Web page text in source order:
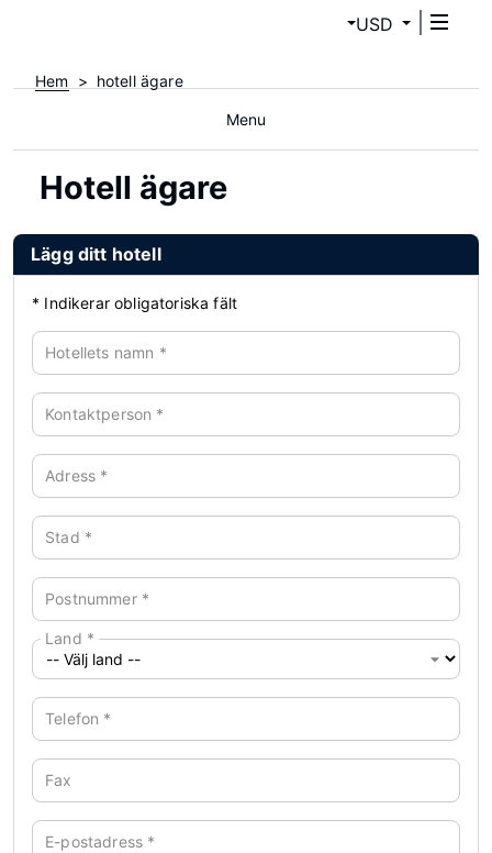
USD
Hem hotell ägare
Menu
Hotell ägare
Lägg ditt hotell
* Indikerar obligatoriska fält
Hotellets namn *
Kontaktperson *
Adress *
Stad *
Postnummer *
Land *
Telefon *
Fax
E-postadress *